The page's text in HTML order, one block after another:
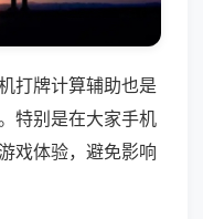
打牌计算辅助也是
特别是在大家手机
戏体验，避免影响